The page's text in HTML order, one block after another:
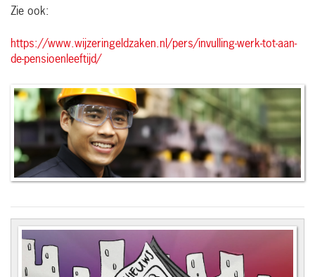
Zie ook:
https://www.wijzeringeldzaken.nl/pers/invulling-werk-tot-aan-
de-pensioenleeftijd/